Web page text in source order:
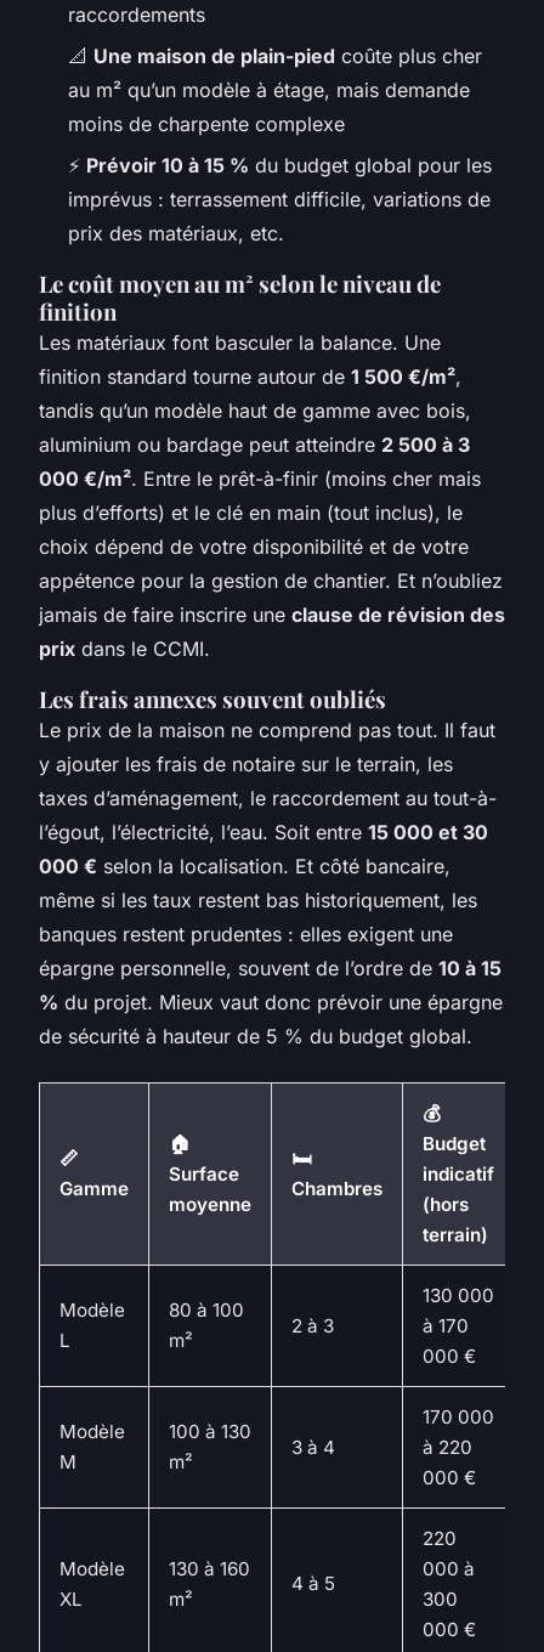
raccordements
📐 Une maison de plain-pied coûte plus cher
au m² qu’un modèle à étage, mais demande
moins de charpente complexe
⚡ Prévoir 10 à 15 % du budget global pour les
imprévus : terrassement difficile, variations de
prix des matériaux, etc.
Le coût moyen au m² selon le niveau de
finition
Les matériaux font basculer la balance. Une
finition standard tourne autour de 1 500 €/m²,
tandis qu’un modèle haut de gamme avec bois,
aluminium ou bardage peut atteindre 2 500 à 3
000 €/m². Entre le prêt-à-finir (moins cher mais
plus d’efforts) et le clé en main (tout inclus), le
choix dépend de votre disponibilité et de votre
appétence pour la gestion de chantier. Et n’oubliez
jamais de faire inscrire une clause de révision des
prix dans le CCMI.
Les frais annexes souvent oubliés
Le prix de la maison ne comprend pas tout. Il faut
y ajouter les frais de notaire sur le terrain, les
taxes d’aménagement, le raccordement au tout-à-
l’égout, l’électricité, l’eau. Soit entre 15 000 et 30
000 € selon la localisation. Et côté bancaire,
même si les taux restent bas historiquement, les
banques restent prudentes : elles exigent une
épargne personnelle, souvent de l’ordre de 10 à 15
% du projet. Mieux vaut donc prévoir une épargne
de sécurité à hauteur de 5 % du budget global.
📏
Gamme
🏠
Surface
moyenne
🛏️
Chambres
💰
Budget
indicatif
(hors
terrain)
Modèle
L
80 à 100
m²
2 à 3
130 000
à 170
000 €
Modèle
M
100 à 130
m²
3 à 4
170 000
à 220
000 €
Modèle
XL
130 à 160
m²
4 à 5
220
000 à
300
000 €